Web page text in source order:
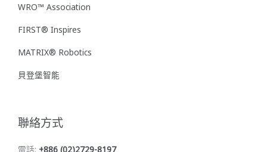
WRO™ Association
FIRST® Inspires
MATRIX® Robotics
貝登堡智能
聯絡方式
電話: +886 (02)2729-8197